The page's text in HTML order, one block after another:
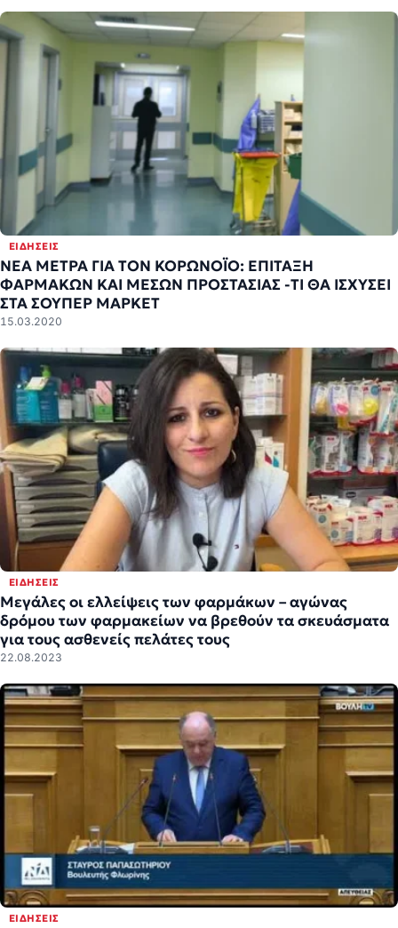
ΕΙΔΉΣΕΙΣ
ΝΕΑ ΜΕΤΡΑ ΓΙΑ ΤΟΝ ΚΟΡΩΝΟΪΟ: ΕΠΙΤΑΞΗ
ΦΑΡΜΑΚΩΝ ΚΑΙ ΜΕΣΩΝ ΠΡΟΣΤΑΣΙΑΣ -ΤΙ ΘΑ ΙΣΧΥΣΕΙ
ΣΤΑ ΣΟΥΠΕΡ ΜΑΡΚΕΤ
15.03.2020
ΕΙΔΉΣΕΙΣ
Μεγάλες οι ελλείψεις των φαρμάκων – αγώνας
δρόμου των φαρμακείων να βρεθούν τα σκευάσματα
για τους ασθενείς πελάτες τους
22.08.2023
ΕΙΔΉΣΕΙΣ